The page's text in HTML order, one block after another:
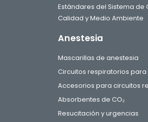
Estándares del Sistema de
Calidad y Medio Ambiente
Anestesia
Mascarillas de anestesia
Circuitos respiratorios
Accesorios para circuitos
Absorbentes de CO₂
Resucitación y urgencias